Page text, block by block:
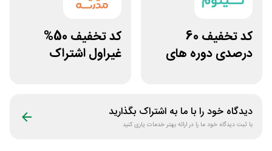
کد تخفیف 60
درصدی دوره های
کد تخفیف 50%
غیراول اشتراک
دیدگاه خود را با ما به اشتراک بگذارید
با ثبت دیدگاه خود ما را در ارائه بهتر خدمات یاری کنید